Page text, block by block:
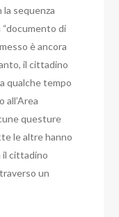
sequenza
“documento di
è ancora
il cittadino
qualche tempo
all’Area
questure
le altre hanno
il cittadino
un